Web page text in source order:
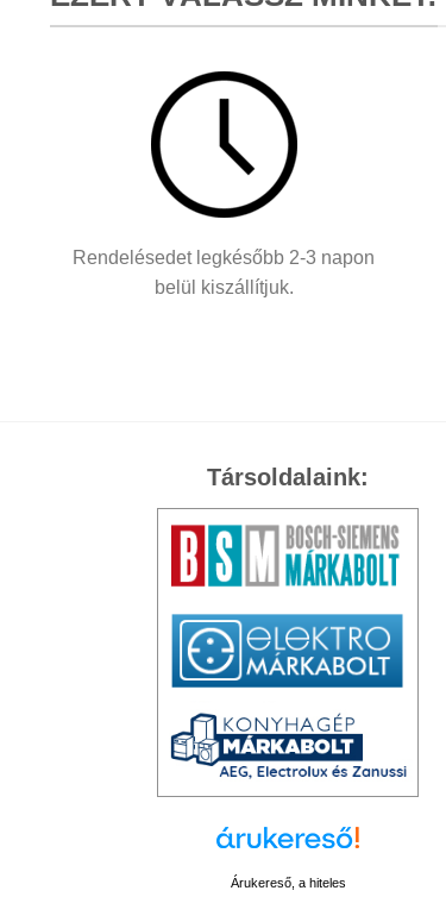
Rendelésedet legkésőbb 2-3 napon
belül kiszállítjuk.
Társoldalaink:
Árukereső, a hiteles